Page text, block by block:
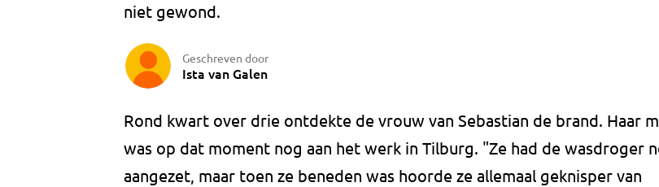
niet gewond.
Geschreven door
Ista van Galen
Rond kwart over drie ontdekte de vrouw van Sebastian de brand. Haar
was op dat moment nog aan het werk in Tilburg. "Ze had de wasdroger
aangezet, maar toen ze beneden was hoorde ze allemaal geknisper van